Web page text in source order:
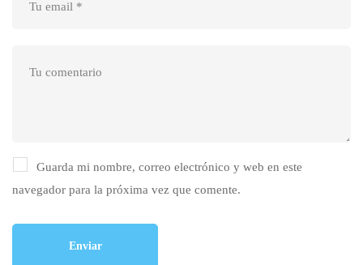
Guarda mi nombre, correo electrónico y web en este
navegador para la próxima vez que comente.